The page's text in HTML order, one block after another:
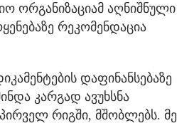
ორგანიზაციამ აღნიშნული
რეკომენდაცია
დაფინანსებაზე
კარგად ავუხსნა
რიგში, მშობლებს. მე